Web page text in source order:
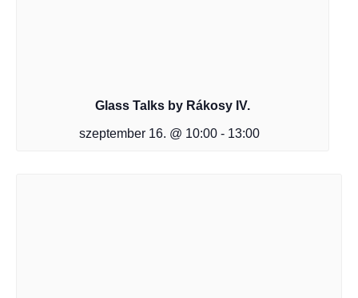
Glass Talks by Rákosy IV.
szeptember 16. @ 10:00 - 13:00